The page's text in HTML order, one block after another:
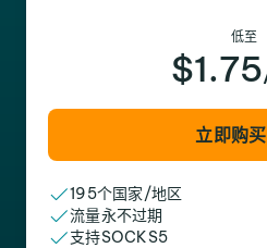
低至
$1.75
立即购买
195个国家/地区
流量永不过期
支持SOCKS5